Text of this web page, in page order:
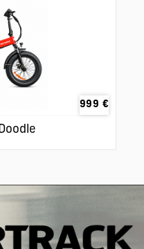
999 €